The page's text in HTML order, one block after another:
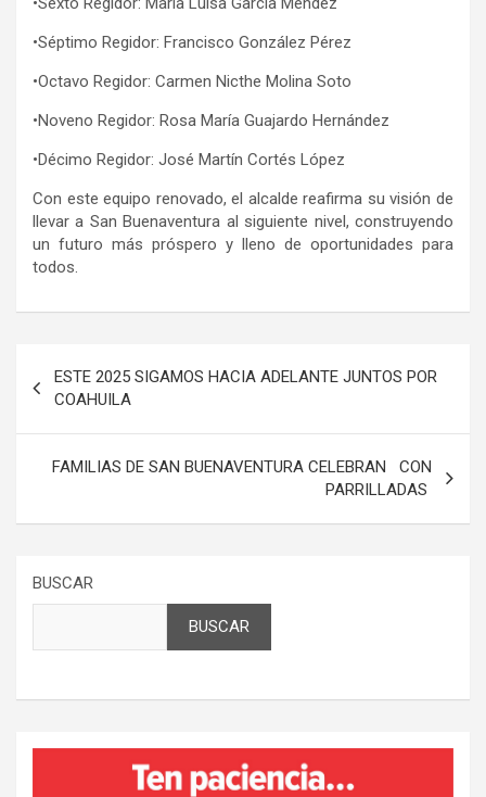
•Séptimo Regidor: Francisco González Pérez
•Octavo Regidor: Carmen Nicthe Molina Soto
•Noveno Regidor: Rosa María Guajardo Hernández
•Décimo Regidor: José Martín Cortés López
Con este equipo renovado, el alcalde reafirma su visión de
llevar a San Buenaventura al siguiente nivel, construyendo
un futuro más próspero y lleno de oportunidades para
todos.
de
entradas
ESTE 2025 SIGAMOS HACIA ADELANTE JUNTOS POR
COAHUILA
FAMILIAS DE SAN BUENAVENTURA CELEBRAN CON
PARRILLADAS
BUSCAR
BUSCAR